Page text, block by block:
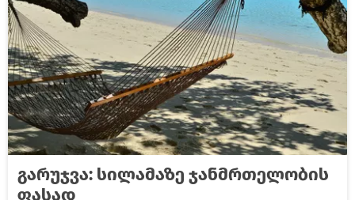
გარუჯვა: სილამაზე ჯანმრთელობის
ფასად